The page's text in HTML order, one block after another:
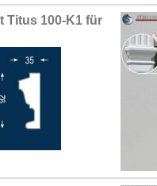
Titus 100-K1 für